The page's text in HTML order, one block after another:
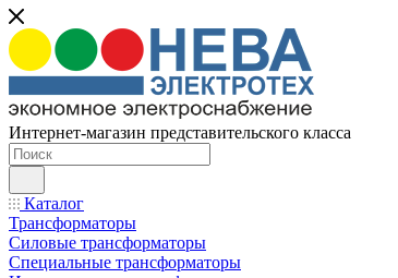
Интернет-магазин представительского класса
Каталог
Трансформаторы
Силовые трансформаторы
Специальные трансформаторы